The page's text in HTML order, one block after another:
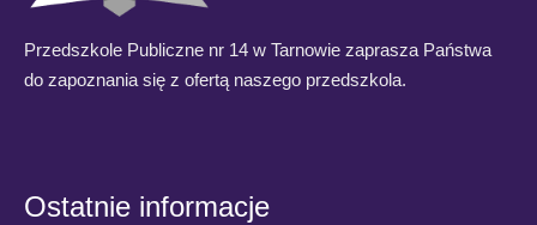
Przedszkole Publiczne nr 14 w Tarnowie zaprasza Państwa
do zapoznania się z ofertą naszego przedszkola.
Ostatnie informacje